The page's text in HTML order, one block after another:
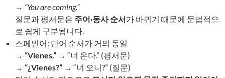
→ “You are coming.”
질문과 평서문은 주어·동사 순서가 바뀌기 때문에 문법적으
로 쉽게 구분됩니다.
스페인어: 단어 순서가 거의 동일
→ “Vienes.” → “너 온다.” (평서문)
→ “¿Vienes?” → “너 오니?” (질문)